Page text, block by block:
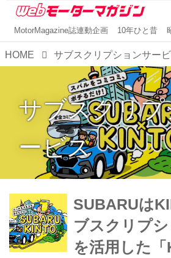
MotorMagazine誌連動企画 10年ひと昔
HOME サブスクリプションサー
サブスクリ
ービス
SUBARUは
ブスクリプ
を活用した「